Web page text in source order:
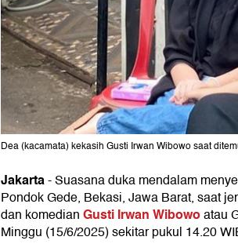
Dea (kacamata) kekasih Gusti Irwan Wibowo saat
Jakarta-Suasana duka mendalam
Pondok Gede, Bekasi, Jawa Barat, saat
dan komedianGusti Irwan Wibowoatau
Minggu (15/6/2025) sekitar pukul 14.20